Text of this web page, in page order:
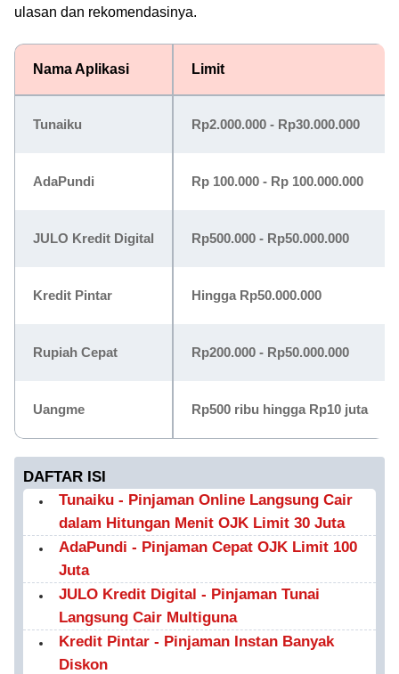
ulasan dan rekomendasinya.
Nama Aplikasi Limit
Tunaiku Rp2.000.000 - Rp30.000.000
AdaPundi Rp 100.000 - Rp 100.000.000
JULO Kredit Digital Rp500.000 - Rp50.000.000
Kredit Pintar Hingga Rp50.000.000
Rupiah Cepat Rp200.000 - Rp50.000.000
Uangme Rp500 ribu hingga Rp10 juta
DAFTAR ISI
Tunaiku - Pinjaman Online Langsung Cair
dalam Hitungan Menit OJK Limit 30 Juta
AdaPundi - Pinjaman Cepat OJK Limit 100
Juta
JULO Kredit Digital - Pinjaman Tunai
Langsung Cair Multiguna
Kredit Pintar - Pinjaman Instan Banyak
Diskon